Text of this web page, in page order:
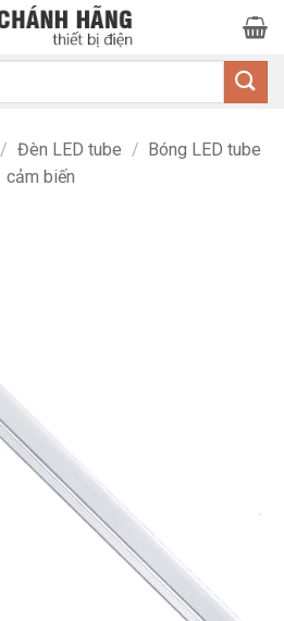
/ Đèn LED tube / Bóng LED tube
cảm biến